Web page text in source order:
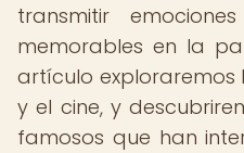
transmitir
memorables en la
artículo exploraremos
y el cine, y
famosos que han